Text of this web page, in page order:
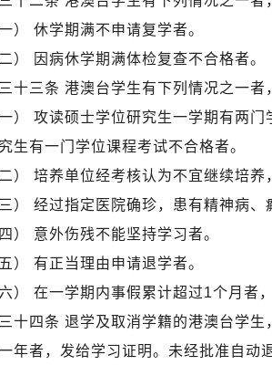
一） 休学期满不申请复学者。
二） 因病休学期满体检复查不合格者。
十三条 港澳台学生有下列情况之一者
一） 攻读硕士学位研究生一学期有两
生有一门学位课程考试不合格者。
二） 培养单位经考核认为不宜继续培
三） 经过指定医院确珍，患有精神病
四） 意外伤残不能坚持学习者。
五） 有正当理由申请退学者。
六） 在一学期内事假累计超过1个月者
十四条 退学及取消学籍的港澳台学
年者，发给学习证明。未经批准自动